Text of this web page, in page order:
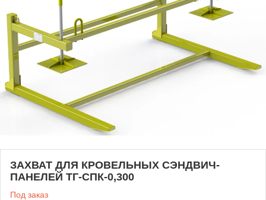
ЗАХВАТ ДЛЯ КРОВЕЛЬНЫХ СЭНДВИЧ-
ПАНЕЛЕЙ ТГ-СПК-0,300
Под заказ